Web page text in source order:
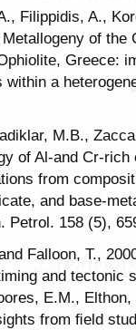
Filippidis, A.,
of the
Greece:
a
M.B.,
of Al-and Cr-
from
and base-
Petrol. 158 (5),
Falloon, T.,
and tectonic
E.M.,
from ﬁeld